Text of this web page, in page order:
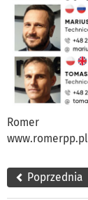
Romer
www.romerpp.pl
Poprzednia